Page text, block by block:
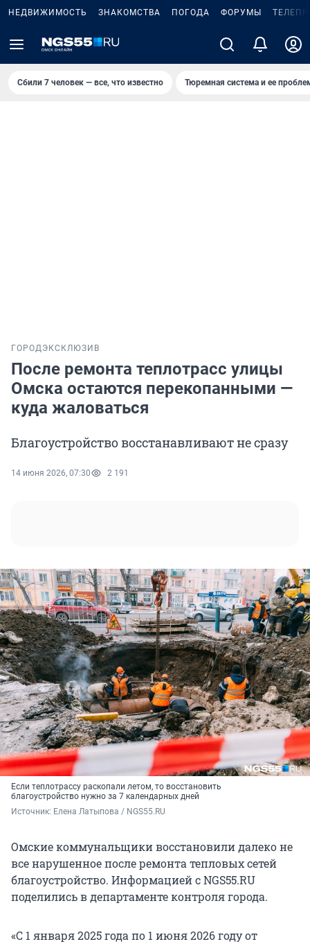
НЕДВИЖИМОСТЬ ЗНАКОМСТВА ПОГОДА ФОРУМЫ
Сбили 7 человек — все, что известно Тюремная система и ее
ГОРОДЭКСКЛЮЗИВ
После ремонта теплотрасс улицы
Омска остаются перекопанными —
куда жаловаться
Благоустройство восстанавливают не сразу
14 июня 2026, 07:30 2 191
Если теплотрассу раскопали летом, то восстановить
благоустройство нужно за 7 календарных дней
Источник: Елена Латыпова / NGS55.RU
Омские коммунальщики восстановили далеко не
все нарушенное после ремонта тепловых сетей
благоустройство. Информацией с NGS55.RU
поделились в департаменте контроля города.
«С 1 января 2025 года по 1 июня 2026 году от